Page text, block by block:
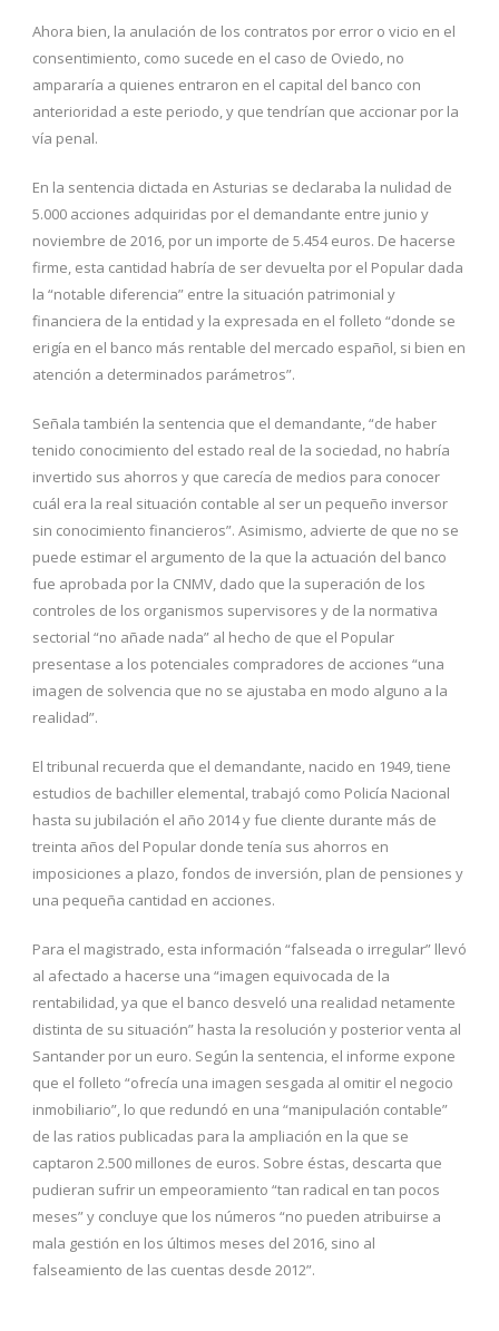
Ahora bien, la anulación de los contratos por error o vicio en el
consentimiento, como sucede en el caso de Oviedo, no
ampararía a quienes entraron en el capital del banco con
anterioridad a este periodo, y que tendrían que accionar por la
vía penal.
En la sentencia dictada en Asturias se declaraba la nulidad de
5.000 acciones adquiridas por el demandante entre junio y
noviembre de 2016, por un importe de 5.454 euros. De hacerse
firme, esta cantidad habría de ser devuelta por el Popular dada
la “notable diferencia” entre la situación patrimonial y
financiera de la entidad y la expresada en el folleto “donde se
erigía en el banco más rentable del mercado español, si bien en
atención a determinados parámetros”.
Señala también la sentencia que el demandante, “de haber
tenido conocimiento del estado real de la sociedad, no habría
invertido sus ahorros y que carecía de medios para conocer
cuál era la real situación contable al ser un pequeño inversor
sin conocimiento financieros”. Asimismo, advierte de que no se
puede estimar el argumento de la que la actuación del banco
fue aprobada por la CNMV, dado que la superación de los
controles de los organismos supervisores y de la normativa
sectorial “no añade nada” al hecho de que el Popular
presentase a los potenciales compradores de acciones “una
imagen de solvencia que no se ajustaba en modo alguno a la
realidad”.
El tribunal recuerda que el demandante, nacido en 1949, tiene
estudios de bachiller elemental, trabajó como Policía Nacional
hasta su jubilación el año 2014 y fue cliente durante más de
treinta años del Popular donde tenía sus ahorros en
imposiciones a plazo, fondos de inversión, plan de pensiones y
una pequeña cantidad en acciones.
Para el magistrado, esta información “falseada o irregular” llevó
al afectado a hacerse una “imagen equivocada de la
rentabilidad, ya que el banco desveló una realidad netamente
distinta de su situación” hasta la resolución y posterior venta al
Santander por un euro. Según la sentencia, el informe expone
que el folleto “ofrecía una imagen sesgada al omitir el negocio
inmobiliario”, lo que redundó en una “manipulación contable”
de las ratios publicadas para la ampliación en la que se
captaron 2.500 millones de euros. Sobre éstas, descarta que
pudieran sufrir un empeoramiento “tan radical en tan pocos
meses” y concluye que los números “no pueden atribuirse a
mala gestión en los últimos meses del 2016, sino al
falseamiento de las cuentas desde 2012”.